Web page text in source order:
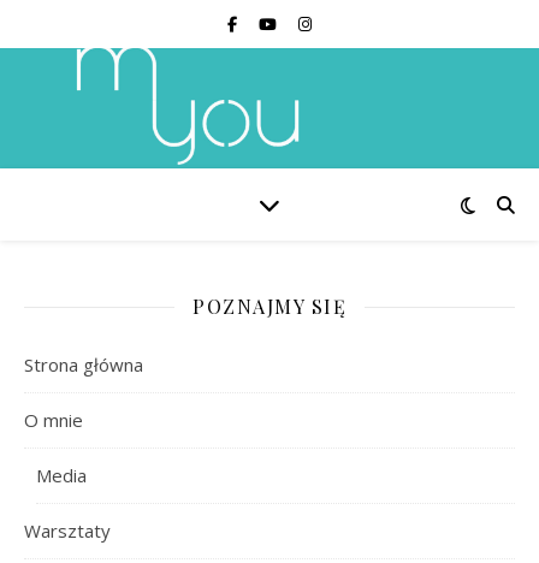
POZNAJMY SIĘ
Strona główna
O mnie
Media
Warsztaty